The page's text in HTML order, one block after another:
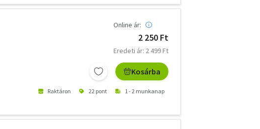
Online ár:
2 250 Ft
Eredeti ár: 2 499 Ft
Kosárba
Raktáron 22 pont 1 - 2 munkanap